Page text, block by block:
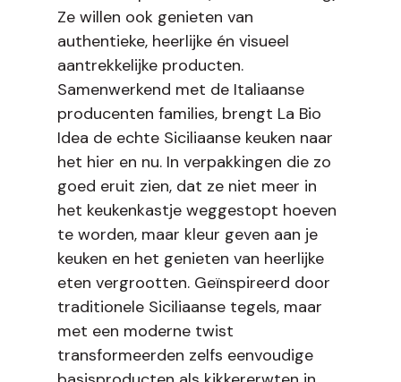
Ze willen ook genieten van
authentieke, heerlijke én visueel
aantrekkelijke producten.
Samenwerkend met de Italiaanse
producenten families, brengt La Bio
Idea de echte Siciliaanse keuken naar
het hier en nu. In verpakkingen die zo
goed eruit zien, dat ze niet meer in
het keukenkastje weggestopt hoeven
te worden, maar kleur geven aan je
keuken en het genieten van heerlijke
eten vergrootten. Geïnspireerd door
traditionele Siciliaanse tegels, maar
met een moderne twist
transformeerden zelfs eenvoudige